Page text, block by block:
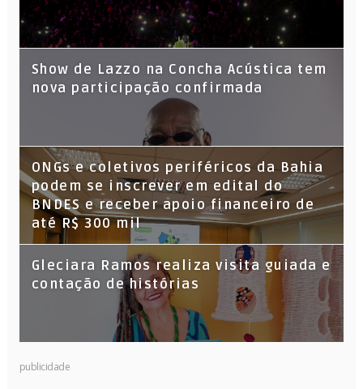
Show de Lazzo na Concha Acústica tem
nova participação confirmada
ONGs e coletivos periféricos da Bahia
podem se inscrever em edital do
BNDES e receber apoio financeiro de
até R$ 300 mil
Gleciara Ramos realiza visita guiada e
contação de histórias
publicidade